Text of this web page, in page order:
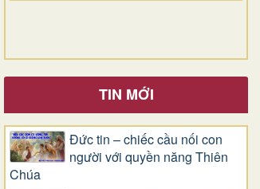
TIN MỚI
Đức tin – chiếc cầu nối con
người với quyền năng Thiên
Chúa